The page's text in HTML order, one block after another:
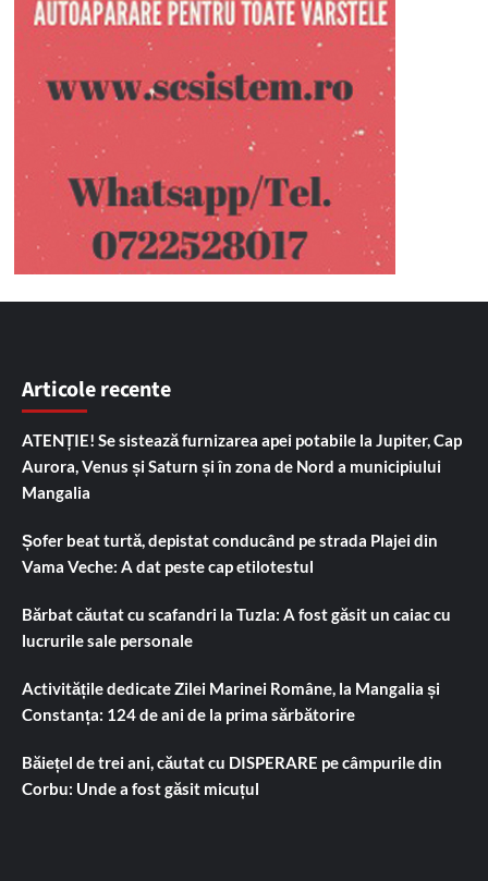
Articole recente
ATENȚIE! Se sistează furnizarea apei potabile la Jupiter, Cap
Aurora, Venus și Saturn și în zona de Nord a municipiului
Mangalia
Șofer beat turtă, depistat conducând pe strada Plajei din
Vama Veche: A dat peste cap etilotestul
Bărbat căutat cu scafandri la Tuzla: A fost găsit un caiac cu
lucrurile sale personale
Activitățile dedicate Zilei Marinei Române, la Mangalia și
Constanța: 124 de ani de la prima sărbătorire
Băiețel de trei ani, căutat cu DISPERARE pe câmpurile din
Corbu: Unde a fost găsit micuțul